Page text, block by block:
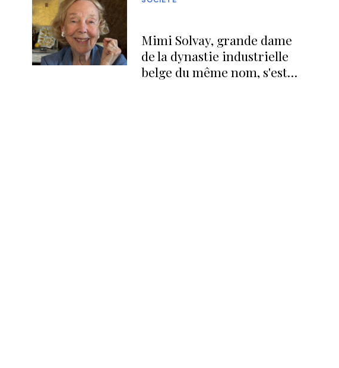
Mimi Solvay, grande dame
de la dynastie industrielle
belge du même nom, s'est